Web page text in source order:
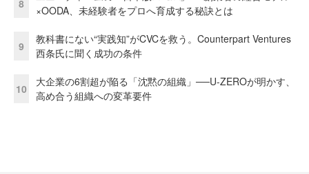
8
×OODA、未経験者をプロへ育成する秘訣とは
9
教科書にない“実践知”がCVCを救う。Counterpart Ventures
西条氏に聞く成功の条件
10
大企業の6割超が陥る「沈黙の組織」──U-ZEROが明かす、
高め合う組織への変革要件